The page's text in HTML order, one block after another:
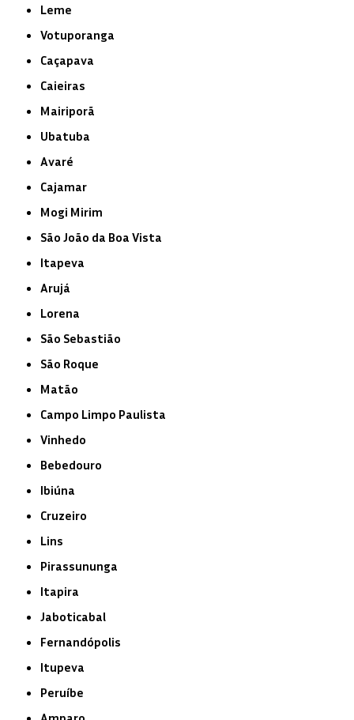
Leme
Votuporanga
Caçapava
Caieiras
Mairiporã
Ubatuba
Avaré
Cajamar
Mogi Mirim
São João da Boa Vista
Itapeva
Arujá
Lorena
São Sebastião
São Roque
Matão
Campo Limpo Paulista
Vinhedo
Bebedouro
Ibiúna
Cruzeiro
Lins
Pirassununga
Itapira
Jaboticabal
Fernandópolis
Itupeva
Peruíbe